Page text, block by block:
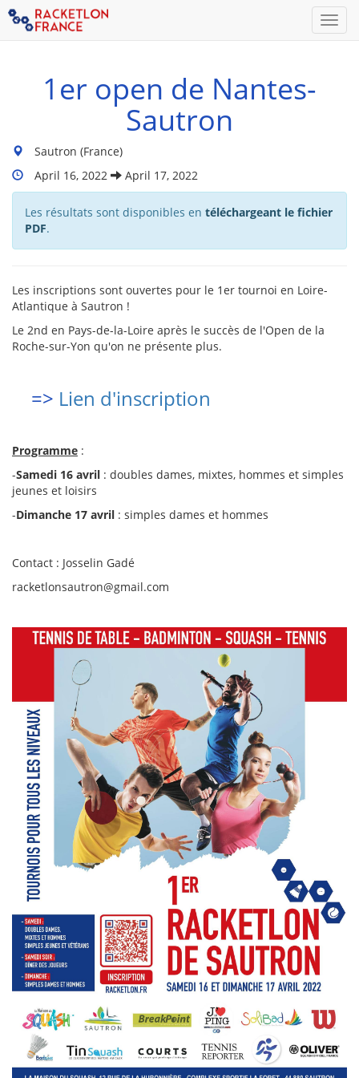
Menu
1er open de Nantes-
Sautron
Lieu
du
tournoi
:
Sautron (France)
Dates
Du
Tournoi
April 16, 2022 April 17, 2022
Les résultats sont disponibles en téléchargeant le fichier
PDF.
Les inscriptions sont ouvertes pour le 1er tournoi en Loire-
Atlantique à Sautron !
Le 2nd en Pays-de-la-Loire après le succès de l'Open de la
Roche-sur-Yon qu'on ne présente plus.
=> Lien d'inscription
Programme :
-Samedi 16 avril : doubles dames, mixtes, hommes et simples
jeunes et loisirs
-Dimanche 17 avril : simples dames et hommes
Contact : Josselin Gadé
racketlonsautron@gmail.com